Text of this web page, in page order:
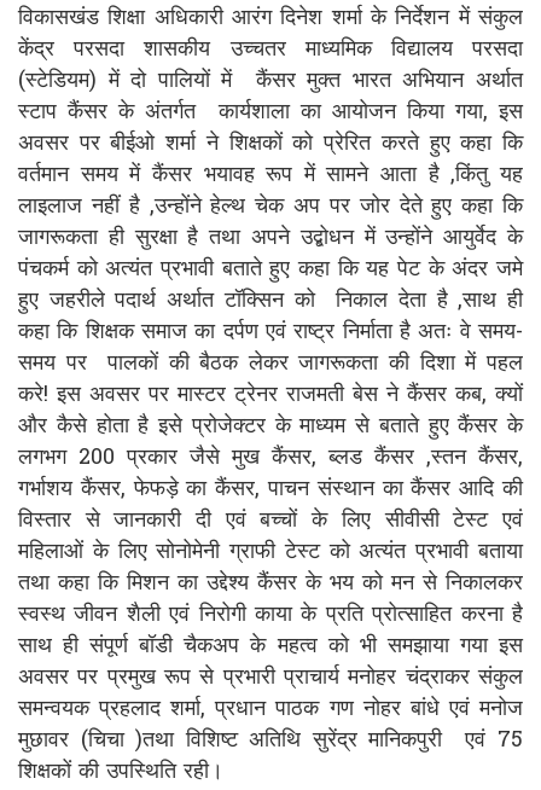
विकासखंड शिक्षा अधिकारी आरंग दिनेश शर्मा के निर्देशन में संकुल
केंद्र परसदा शासकीय उच्चतर माध्यमिक विद्यालय परसदा
(स्टेडियम) में दो पालियों में कैंसर मुक्त भारत अभियान अर्थात
स्टाप कैंसर के अंतर्गत कार्यशाला का आयोजन किया गया, इस
अवसर पर बीईओ शर्मा ने शिक्षकों को प्रेरित करते हुए कहा कि
वर्तमान समय में कैंसर भयावह रूप में सामने आता है ,किंतु यह
लाइलाज नहीं है ,उन्होंने हेल्थ चेक अप पर जोर देते हुए कहा कि
जागरूकता ही सुरक्षा है तथा अपने उद्बोधन में उन्होंने आयुर्वेद के
पंचकर्म को अत्यंत प्रभावी बताते हुए कहा कि यह पेट के अंदर जमे
हुए जहरीले पदार्थ अर्थात टॉक्सिन को निकाल देता है ,साथ ही
कहा कि शिक्षक समाज का दर्पण एवं राष्ट्र निर्माता है अतः वे समय-
समय पर पालकों की बैठक लेकर जागरूकता की दिशा में पहल
करे! इस अवसर पर मास्टर ट्रेनर राजमती बेस ने कैंसर कब, क्यों
और कैसे होता है इसे प्रोजेक्टर के माध्यम से बताते हुए कैंसर के
लगभग 200 प्रकार जैसे मुख कैंसर, ब्लड कैंसर ,स्तन कैंसर,
गर्भाशय कैंसर, फेफड़े का कैंसर, पाचन संस्थान का कैंसर आदि की
विस्तार से जानकारी दी एवं बच्चों के लिए सीवीसी टेस्ट एवं
महिलाओं के लिए सोनोमेनी ग्राफी टेस्ट को अत्यंत प्रभावी बताया
तथा कहा कि मिशन का उद्देश्य कैंसर के भय को मन से निकालकर
स्वस्थ जीवन शैली एवं निरोगी काया के प्रति प्रोत्साहित करना है
साथ ही संपूर्ण बॉडी चैकअप के महत्व को भी समझाया गया इस
अवसर पर प्रमुख रूप से प्रभारी प्राचार्य मनोहर चंद्राकर संकुल
समन्वयक प्रहलाद शर्मा, प्रधान पाठक गण नोहर बांधे एवं मनोज
मुछावर (चिचा )तथा विशिष्ट अतिथि सुरेंद्र मानिकपुरी एवं 75
शिक्षकों की उपस्थिति रही।